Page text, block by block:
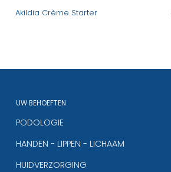
Akildia Crème Starter
UW BEHOEFTEN
PODOLOGIE
HANDEN - LIPPEN - LICHAAM
HUIDVERZORGING